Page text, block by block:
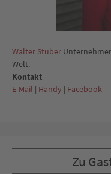
Walter Stuber
Welt.
Kontakt
E-Mail | Handy | Facebook
Zu